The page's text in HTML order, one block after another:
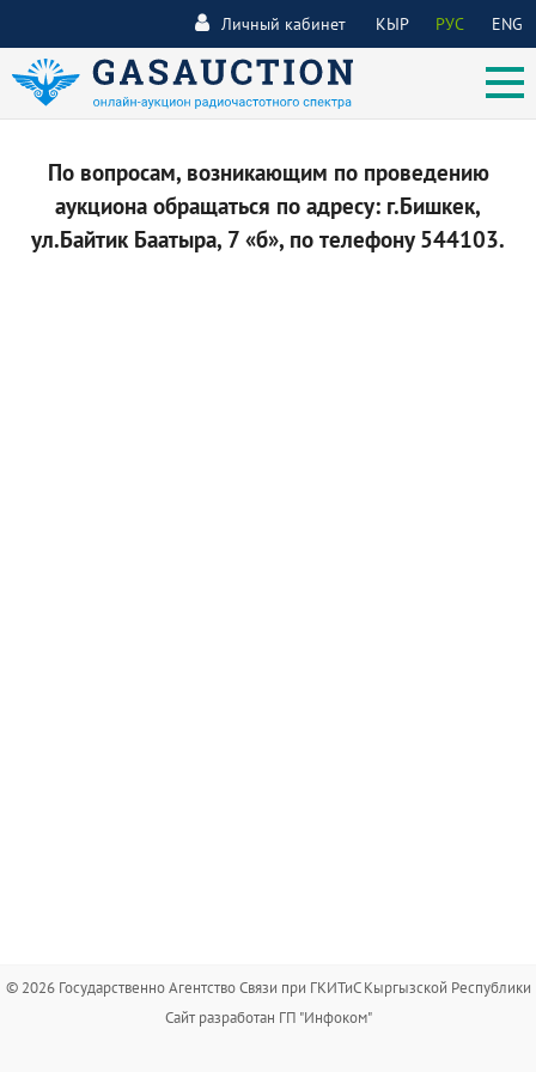
КЫР РУС ENG
Личный кабинет
По вопросам, возникающим по проведению
аукциона обращаться по адресу: г.Бишкек,
ул.Байтик Баатыра, 7 «б», по телефону 544103.
© 2026 Государственно Агентство Связи при ГКИТиС Кыргызской Республики
Сайт разработан ГП "Инфоком"